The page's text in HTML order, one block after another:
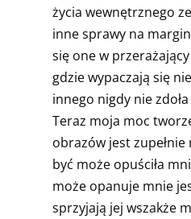
życia wewnętrznego
inne sprawy na
się one w
gdzie wypaczają się
innego nigdy nie
Teraz moja moc
obrazów jest
być może opuściła
może opanuje mnie
sprzyjają jej wszakże